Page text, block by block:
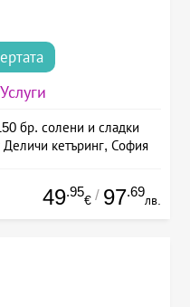
Услуги
бр. солени и сладки
Деличи кетъринг, София
49.95
€ / 97.69
лв.